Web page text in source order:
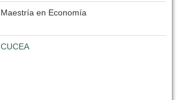
Maestría en Economía
CUCEA